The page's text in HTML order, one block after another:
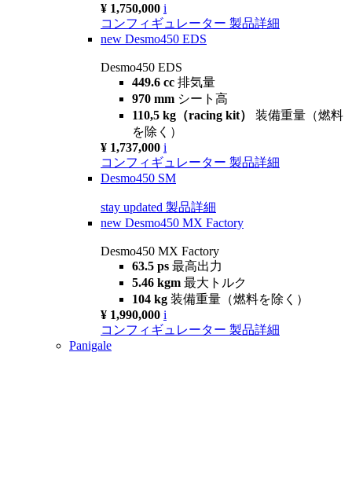
¥ 1,750,000 i
コンフィギュレーター 製品詳細
new Desmo450 EDS
Desmo450 EDS
449.6 cc 排気量
970 mm シート高
110,5 kg（racing kit） 装備重量（燃料
を除く）
¥ 1,737,000 i
コンフィギュレーター 製品詳細
Desmo450 SM
stay updated 製品詳細
new Desmo450 MX Factory
Desmo450 MX Factory
63.5 ps 最高出力
5.46 kgm 最大トルク
104 kg 装備重量（燃料を除く）
¥ 1,990,000 i
コンフィギュレーター 製品詳細
Panigale